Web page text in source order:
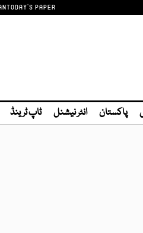
TODAY'S PAPER
پاکستان انٹر نیشنل ٹاپ ٹرینڈ